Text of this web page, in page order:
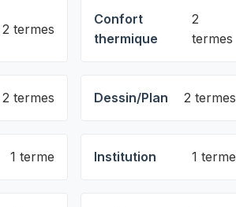
2 termes
Confort
thermique
2
termes
2 termes Dessin/Plan 2 termes
1 terme Institution 1 terme